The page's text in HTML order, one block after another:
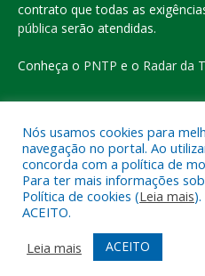
contrato que todas as
pública serão atendidas.
Conheça o PNTP e o Radar da
Todos os direitos reservados a
do
Mapa do Site
Acessar o
Nós usamos cookies para
navegação no portal. Ao
concorda com a política de
Para ter mais informações
Política de cookies (Leia mais
ACEITO.
Leia mais
ACEITO